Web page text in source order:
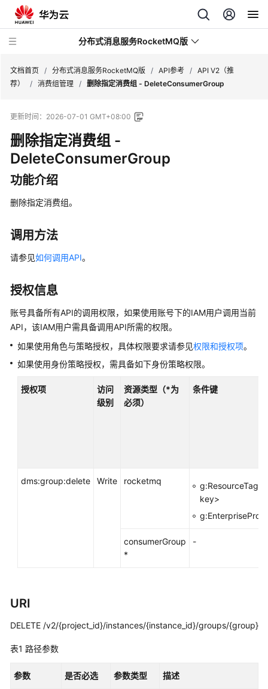
分布式消息服务RocketMQ版
新
动
态
服
务
公
产
品
绍
计
费
明
速
南
指
API
考
文档首页 / 分布式消息服务RocketMQ版 / API参考 / API V2（推
荐）
/ 消费组管理 / 删除指定消费组 - DeleteConsumerGroup
更新时间： 2026-07-01 GMT+08:00
删除指定消费组 -
DeleteConsumerGroup
功能介绍
删除指定消费组。
调用方法
请参见如何调用API。
授权信息
账号具备所有API的调用权限，如果使用账号下的IAM用户调用当前
API，该IAM用户需具备调用API所需的权限。
如果使用角色与策略授权，具体权限要求请参见权限和授权项。
如果使用身份策略授权，需具备如下身份策略权限。
授权项
访问
级别
资源类型（*为
必须）
条件键
dms:group:delete Write rocketmq
g:ResourceTag/
key>
consumerGroup
*
-
URI
DELETE /v2/{project_id}/instances/{instance_id}/groups/{group}
表1 路径参数
参数 是否必选 参数类型 描述